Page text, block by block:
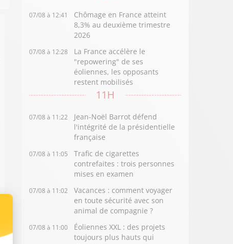
07/08 à 12:41
Chômage en France atteint
8,3% au deuxième trimestre
2026
07/08 à 12:28
La France accélère le
"repowering" de ses
éoliennes, les opposants
restent mobilisés
11H
07/08 à 11:22
Jean-Noël Barrot défend
l'intégrité de la présidentielle
française
07/08 à 11:05
Trafic de cigarettes
contrefaites : trois personnes
mises en examen
07/08 à 11:02
Vacances : comment voyager
en toute sécurité avec son
animal de compagnie ?
07/08 à 11:00
Éoliennes XXL : des projets
toujours plus hauts qui